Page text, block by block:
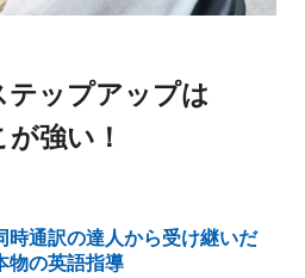
テップアップは
が強い！
時通訳の達人から受け継いだ
物の英語指導